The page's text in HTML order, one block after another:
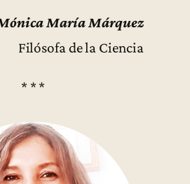
María Márquez
Filósofa de la Ciencia
* * *